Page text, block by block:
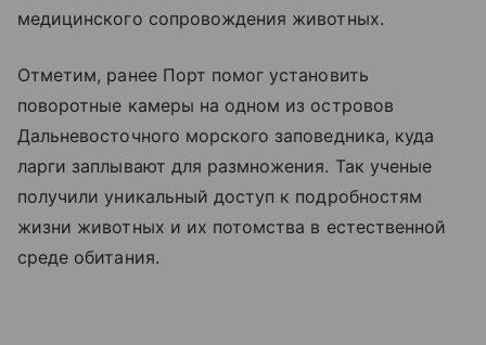
медицинского сопровождения животных.
Отметим, ранее Порт помог установить
поворотные камеры на одном из островов
Дальневосточного морского заповедника, куда
ларги заплывают для размножения. Так ученые
получили уникальный доступ к подробностям
жизни животных и их потомства в естественной
среде обитания.